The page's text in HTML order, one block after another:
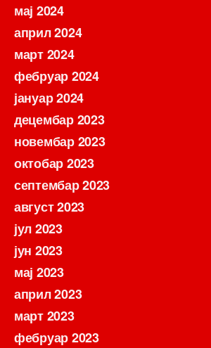
мај 2024
април 2024
март 2024
фебруар 2024
јануар 2024
децембар 2023
новембар 2023
октобар 2023
септембар 2023
август 2023
јул 2023
јун 2023
мај 2023
април 2023
март 2023
фебруар 2023